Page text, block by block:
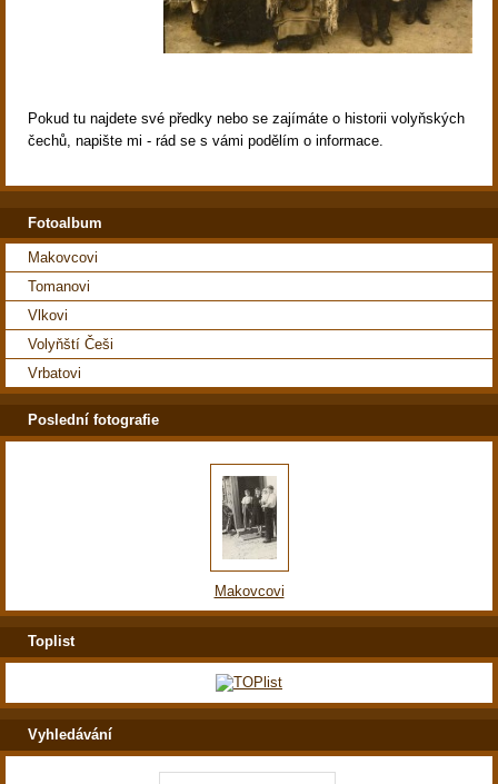
Pokud tu najdete své předky nebo se zajímáte o historii volyňských
čechů, napište mi - rád se s vámi podělím o informace.
Fotoalbum
Makovcovi
Tomanovi
Vlkovi
Volyňští Češi
Vrbatovi
Poslední fotografie
Makovcovi
Toplist
Vyhledávání